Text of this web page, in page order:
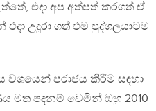
එදා අප අත්පත් කරගත් ඒ
උදුරා ගත් එම පුද්ගලයාටම
වශයෙන් පරාජය කිරීම සඳහා
මත පදනම් වෙමින් ඔහු 2010